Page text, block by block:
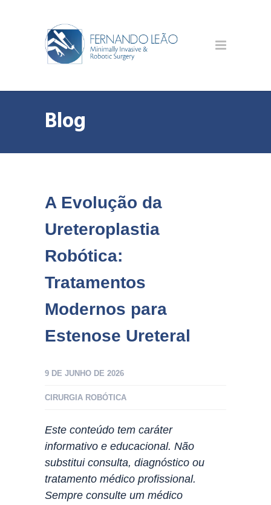
Blog
A Evolução da
Ureteroplastia
Robótica:
Tratamentos
Modernos para
Estenose Ureteral
9 DE JUNHO DE 2026
CIRURGIA ROBÓTICA
Este conteúdo tem caráter
informativo e educacional. Não
substitui consulta, diagnóstico ou
tratamento médico profissional.
Sempre consulte um médico